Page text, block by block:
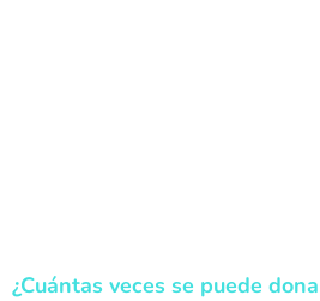
¿Cuántas veces se puede